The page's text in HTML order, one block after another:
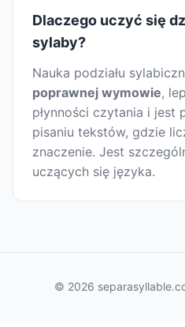
Dlaczego uczyć się
sylaby?
Nauka podziału
poprawnej wymowie,
płynności czytania i jest
pisaniu tekstów, gdzie
znaczenie. Jest
uczących się języka.
© 2026